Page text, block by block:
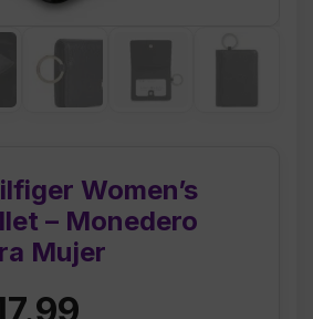
Women’s
– Monedero
Mujer